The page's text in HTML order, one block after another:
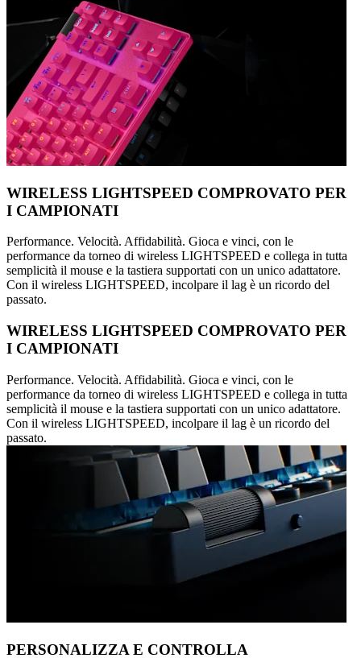
WIRELESS LIGHTSPEED COMPROVATO PER
I CAMPIONATI
Performance. Velocità. Affidabilità. Gioca e vinci, con le
performance da torneo di wireless LIGHTSPEED e collega in tutta
semplicità il mouse e la tastiera supportati con un unico adattatore.
Con il wireless LIGHTSPEED, incolpare il lag è un ricordo del
passato.
WIRELESS LIGHTSPEED COMPROVATO PER
I CAMPIONATI
Performance. Velocità. Affidabilità. Gioca e vinci, con le
performance da torneo di wireless LIGHTSPEED e collega in tutta
semplicità il mouse e la tastiera supportati con un unico adattatore.
Con il wireless LIGHTSPEED, incolpare il lag è un ricordo del
passato.
PERSONALIZZA E CONTROLLA